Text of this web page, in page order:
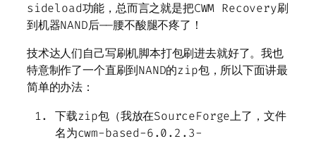
sideload功能，总而言之就是把CWM Recovery刷
到机器NAND后——腰不酸腿不疼了！
技术达人们自己写刷机脚本打包刷进去就好了。我也
特意制作了一个直刷到NAND的zip包，所以下面讲最
简单的办法：
下载zip包（我放在SourceForge上了，文件
名为cwm-based-6.0.2.3-